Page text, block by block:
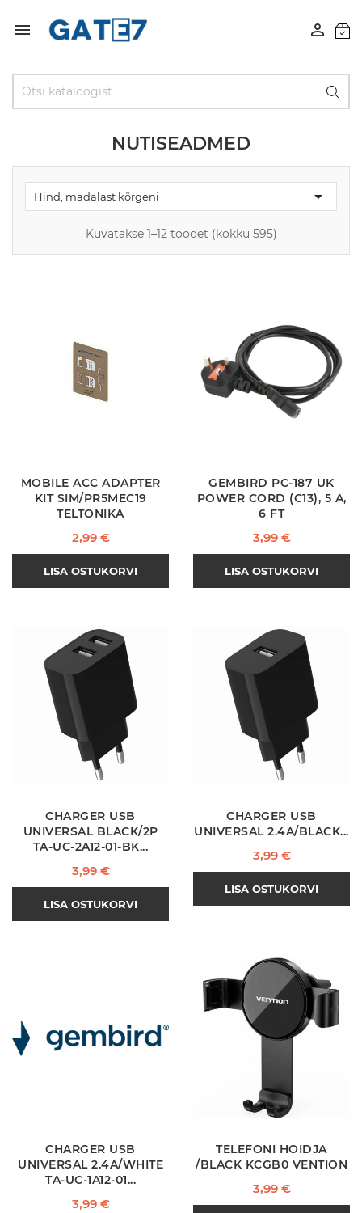
 
NUTISEADMED
Hind, madalast kõrgeni 
Kuvatakse 1–12 toodet (kokku 595)
MOBILE ACC ADAPTER
KIT SIM/PR5MEC19
TELTONIKA
Hind
2,99 €
LISA OSTUKORVI
GEMBIRD PC-187 UK
POWER CORD (C13), 5 A,
6 FT
Hind
3,99 €
LISA OSTUKORVI
CHARGER USB
UNIVERSAL BLACK/2P
TA-UC-2A12-01-BK...
Hind
3,99 €
LISA OSTUKORVI
CHARGER USB
UNIVERSAL 2.4A/BLACK...
Hind
3,99 €
LISA OSTUKORVI
CHARGER USB
UNIVERSAL 2.4A/WHITE
TA-UC-1A12-01...
Hind
3,99 €
TELEFONI HOIDJA
/BLACK KCGB0 VENTION
Hind
3,99 €